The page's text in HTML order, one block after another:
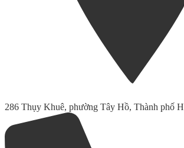
286 Thụy Khuê, phường Tây Hồ, Thành phố